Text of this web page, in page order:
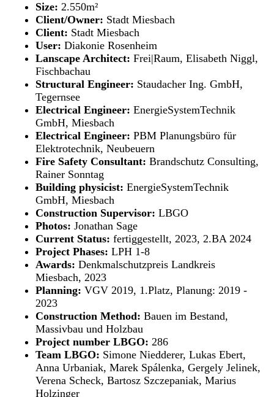
Size: 2.550m²
Client/Owner: Stadt Miesbach
Client: Stadt Miesbach
User: Diakonie Rosenheim
Lanscape Architect: Frei|Raum, Elisabeth Niggl,
Fischbachau
Structural Engineer: Staudacher Ing. GmbH,
Tegernsee
Electrical Engineer: EnergieSystemTechnik
GmbH, Miesbach
Electrical Engineer: PBM Planungsbüro für
Elektrotechnik, Neubeuern
Fire Safety Consultant: Brandschutz Consulting,
Rainer Sonntag
Building physicist: EnergieSystemTechnik
GmbH, Miesbach
Construction Supervisor: LBGO
Photos: Jonathan Sage
Current Status: fertiggestellt, 2023, 2.BA 2024
Project Phases: LPH 1-8
Awards: Denkmalschutzpreis Landkreis
Miesbach, 2023
Planning: VGV 2019, 1.Platz, Planung: 2019 -
2023
Construction Method: Bauen im Bestand,
Massivbau und Holzbau
Project number LBGO: 286
Team LBGO: Simone Niedderer, Lukas Ebert,
Anna Urbaniak, Marek Spálenka, Gergely Jelinek,
Verena Scheck, Bartosz Szczepaniak, Marius
Holzinger